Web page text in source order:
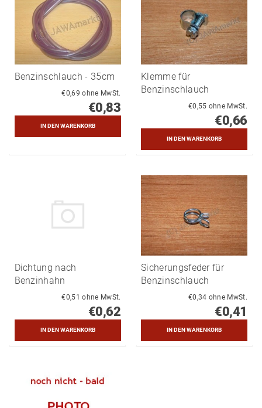
Benzinschlauch - 35cm
€0,69 ohne MwSt.
€0,83
Klemme für
Benzinschlauch
€0,55 ohne MwSt.
€0,66
Dichtung nach
Benzinhahn
€0,51 ohne MwSt.
€0,62
Sicherungsfeder für
Benzinschlauch
€0,34 ohne MwSt.
€0,41